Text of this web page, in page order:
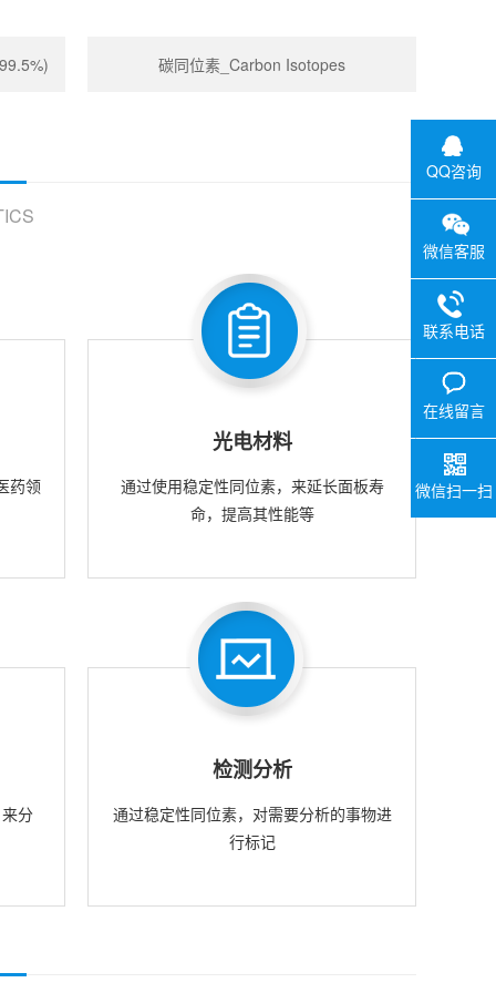
碳同位素_Carbon Isotopes
药领
光电材料
通过使用稳定性同位素，来延长面板寿
命，提高其性能等
分
检测分析
通过稳定性同位素，对需要分析的事物进
行标记
QQ咨询
微信客服
联系电话
在线留言
微信扫一扫